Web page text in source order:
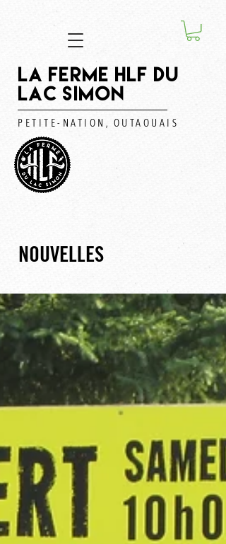
LA FERME HLF DU
LAC SIMON
PETITE-NATION, OUTAOUAIS
NOUVELLES